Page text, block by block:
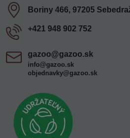
Boriny 466, 97205
+421 948 902 752
gazoo​@gazoo​.sk
info@gazoo.sk
objednavky@gazoo.sk